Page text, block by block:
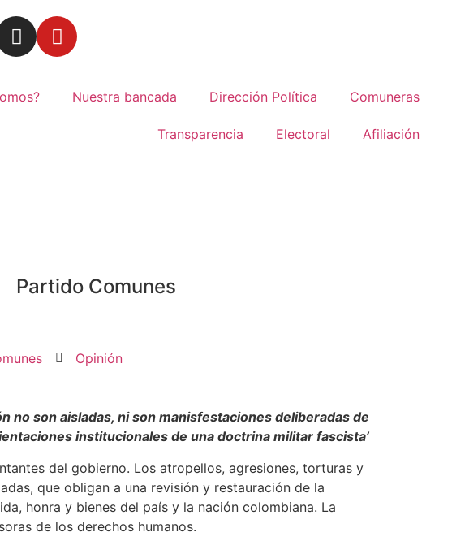
Nuestra bancada Dirección Política Comuneras
Transparencia Electoral Afiliación
Partido Comunes
Opinión
no son aisladas, ni son manisfestaciones deliberadas de
institucionales de una doctrina militar fascista’
del gobierno. Los atropellos, agresiones, torturas y
que obligan a una revisión y restauración de la
honra y bienes del país y la nación colombiana. La
de los derechos humanos.